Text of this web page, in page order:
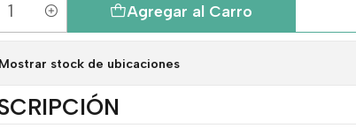
Agregar al Carro
Mostrar stock de ubicaciones